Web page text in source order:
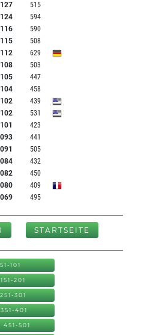
515
594
590
508
629
503
447
458
439
531
423
441
505
432
450
409
495
STARTSEITE
101
201
301
401
451-501